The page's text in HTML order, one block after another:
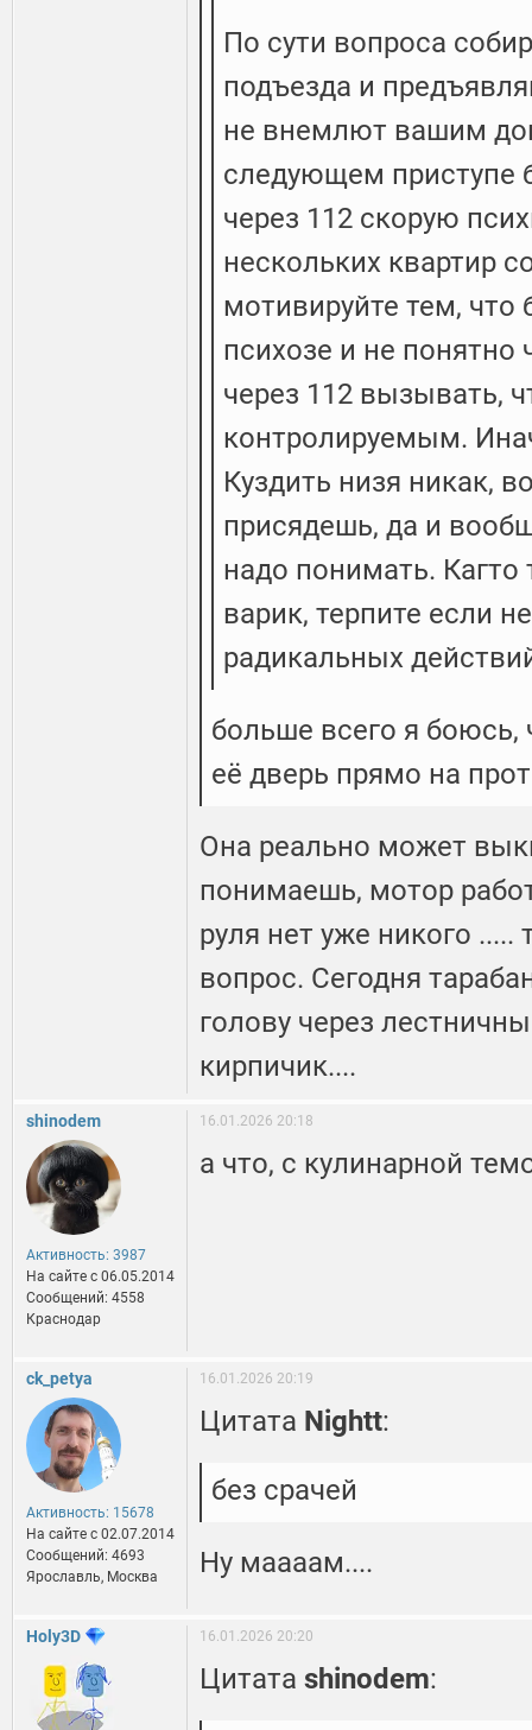
По сути вопроса
подъезда и
не внемлют вашим
следующем приступе
через 112 скорую
нескольких квартир
мотивируйте тем, что
психозе и не
через 112 вызывать,
контролируемым.
Куздить низя никак,
присядешь, да и
надо понимать.
варик, терпите если
радикальных
больше всего я боюсь,
её дверь прямо на
Она реально может
понимаешь, мотор
руля нет уже никого .....
вопрос. Сегодня
голову через
кирпичик....
shinodem
Активность: 3987
На сайте c 06.05.2014
Сообщений: 4558
Краснодар
16.01.2026 20:18
а что, с кулинарной
ck_petya
Активность: 15678
На сайте c 02.07.2014
Сообщений: 4693
Ярославль, Москва
16.01.2026 20:19
Цитата Nightt:
без срачей
Ну маааам....
Holy3D 16.01.2026 20:20
Цитата shinodem: